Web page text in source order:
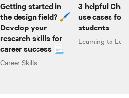
Getting started in
the design field? 🖌️
Develop your
research skills for
career success 📃
Career Skills
3 helpful
use cases for
students
Learning to